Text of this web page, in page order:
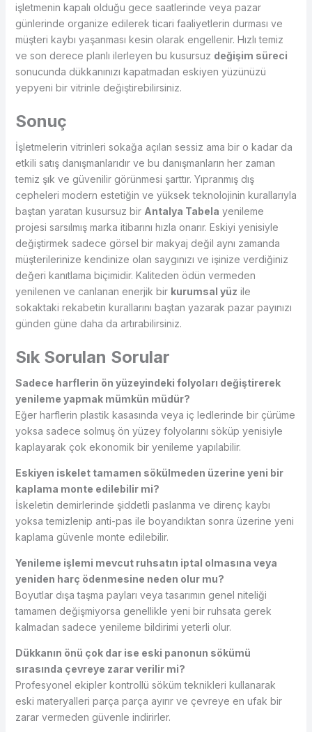
işletmenin kapalı olduğu gece saatlerinde veya pazar
günlerinde organize edilerek ticari faaliyetlerin durması ve
müşteri kaybı yaşanması kesin olarak engellenir. Hızlı temiz
ve son derece planlı ilerleyen bu kusursuz değişim süreci
sonucunda dükkanınızı kapatmadan eskiyen yüzünüzü
yepyeni bir vitrinle değiştirebilirsiniz.
Sonuç
İşletmelerin vitrinleri sokağa açılan sessiz ama bir o kadar da
etkili satış danışmanlarıdır ve bu danışmanların her zaman
temiz şık ve güvenilir görünmesi şarttır. Yıpranmış dış
cepheleri modern estetiğin ve yüksek teknolojinin kurallarıyla
baştan yaratan kusursuz bir Antalya Tabela yenileme
projesi sarsılmış marka itibarını hızla onarır. Eskiyi yenisiyle
değiştirmek sadece görsel bir makyaj değil aynı zamanda
müşterilerinize kendinize olan saygınızı ve işinize verdiğiniz
değeri kanıtlama biçimidir. Kaliteden ödün vermeden
yenilenen ve canlanan enerjik bir kurumsal yüz ile
sokaktaki rekabetin kurallarını baştan yazarak pazar payınızı
günden güne daha da artırabilirsiniz.
Sık Sorulan Sorular
Sadece harflerin ön yüzeyindeki folyoları değiştirerek
yenileme yapmak mümkün müdür?
Eğer harflerin plastik kasasında veya iç ledlerinde bir çürüme
yoksa sadece solmuş ön yüzey folyolarını söküp yenisiyle
kaplayarak çok ekonomik bir yenileme yapılabilir.
Eskiyen iskelet tamamen sökülmeden üzerine yeni bir
kaplama monte edilebilir mi?
İskeletin demirlerinde şiddetli paslanma ve direnç kaybı
yoksa temizlenip anti-pas ile boyandıktan sonra üzerine yeni
kaplama güvenle monte edilebilir.
Yenileme işlemi mevcut ruhsatın iptal olmasına veya
yeniden harç ödenmesine neden olur mu?
Boyutlar dışa taşma payları veya tasarımın genel niteliği
tamamen değişmiyorsa genellikle yeni bir ruhsata gerek
kalmadan sadece yenileme bildirimi yeterli olur.
Dükkanın önü çok dar ise eski panonun sökümü
sırasında çevreye zarar verilir mi?
Profesyonel ekipler kontrollü söküm teknikleri kullanarak
eski materyalleri parça parça ayırır ve çevreye en ufak bir
zarar vermeden güvenle indirirler.